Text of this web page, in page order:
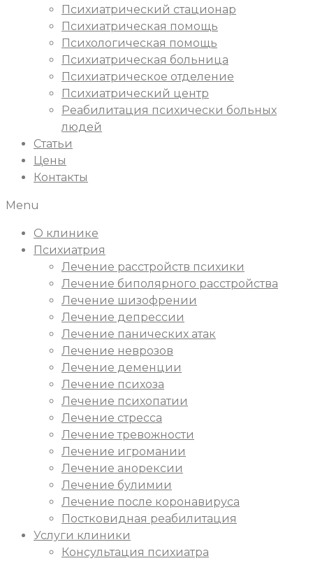
Психиатрический стационар
Психиатрическая помощь
Психологическая помощь
Психиатрическая больница
Психиатрическое отделение
Психиатрический центр
Реабилитация психически больных
людей
Статьи
Цены
Контакты
Menu
О клинике
Психиатрия
Лечение расстройств психики
Лечение биполярного расстройства
Лечение шизофрении
Лечение депрессии
Лечение панических атак
Лечение неврозов
Лечение деменции
Лечение психоза
Лечение психопатии
Лечение стресса
Лечение тревожности
Лечение игромании
Лечение анорексии
Лечение булимии
Лечение после коронавируса
Постковидная реабилитация
Услуги клиники
Консультация психиатра